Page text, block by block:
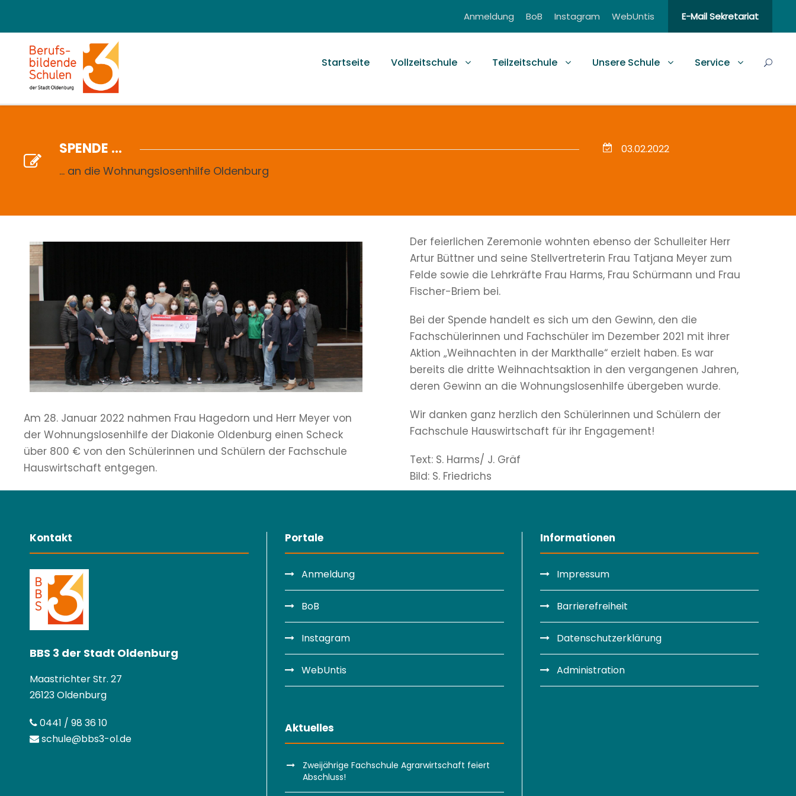
Anmeldung BoB Instagram WebUntis E-Mail Sekretariat
Startseite Vollzeitschule Teilzeitschule Unsere Schule Service
SPENDE ...
... an die Wohnungslosenhilfe Oldenburg
03.02.2022
Am 28. Januar 2022 nahmen Frau Hagedorn und Herr Meyer von
der Wohnungslosenhilfe der Diakonie Oldenburg einen Scheck
über 800 € von den Schülerinnen und Schülern der Fachschule
Hauswirtschaft entgegen.
Der feierlichen Zeremonie wohnten ebenso der Schulleiter Herr
Artur Büttner und seine Stellvertreterin Frau Tatjana Meyer zum
Felde sowie die Lehrkräfte Frau Harms, Frau Schürmann und Frau
Fischer-Briem bei.
Bei der Spende handelt es sich um den Gewinn, den die
Fachschülerinnen und Fachschüler im Dezember 2021 mit ihrer
Aktion „Weihnachten in der Markthalle“ erzielt haben. Es war
bereits die dritte Weihnachtsaktion in den vergangenen Jahren,
deren Gewinn an die Wohnungslosenhilfe übergeben wurde.
Wir danken ganz herzlich den Schülerinnen und Schülern der
Fachschule Hauswirtschaft für ihr Engagement!
Text: S. Harms/ J. Gräf
Bild: S. Friedrichs
Kontakt
BBS 3 der Stadt Oldenburg
Maastrichter Str. 27
26123 Oldenburg
0441 / 98 36 10
schule@bbs3-ol.de
Portale
Anmeldung
BoB
Instagram
WebUntis
Aktuelles
Zweijährige Fachschule Agrarwirtschaft feiert
Abschluss!
Informationen
Impressum
Barrierefreiheit
Datenschutzerklärung
Administration